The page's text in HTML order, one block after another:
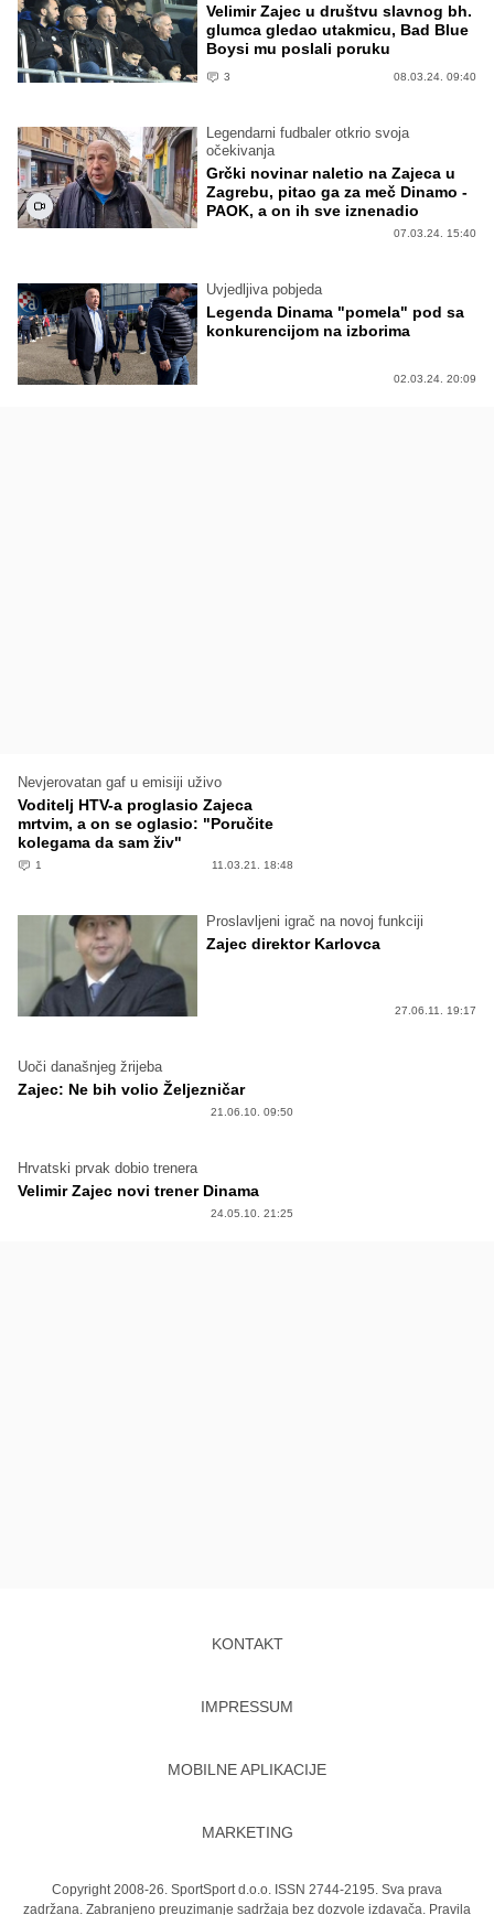
Velimir Zajec u društvu slavnog bh.
glumca gledao utakmicu, Bad Blue
Boysi mu poslali poruku
3 08.03.24. 09:40
Legendarni fudbaler otkrio svoja
očekivanja
Grčki novinar naletio na Zajeca u
Zagrebu, pitao ga za meč Dinamo -
PAOK, a on ih sve iznenadio
07.03.24. 15:40
Uvjedljiva pobjeda
Legenda Dinama "pomela" pod sa
konkurencijom na izborima
02.03.24. 20:09
Nevjerovatan gaf u emisiji uživo
Voditelj HTV-a proglasio Zajeca
mrtvim, a on se oglasio: "Poručite
kolegama da sam živ"
1 11.03.21. 18:48
Proslavljeni igrač na novoj funkciji
Zajec direktor Karlovca
27.06.11. 19:17
Uoči današnjeg žrijeba
Zajec: Ne bih volio Željezničar
21.06.10. 09:50
Hrvatski prvak dobio trenera
Velimir Zajec novi trener Dinama
24.05.10. 21:25
KONTAKT
IMPRESSUM
MOBILNE APLIKACIJE
MARKETING
Copyright 2008-26. SportSport d.o.o. ISSN 2744-2195. Sva prava
zadržana. Zabranjeno preuzimanje sadržaja bez dozvole izdavača. Pravila